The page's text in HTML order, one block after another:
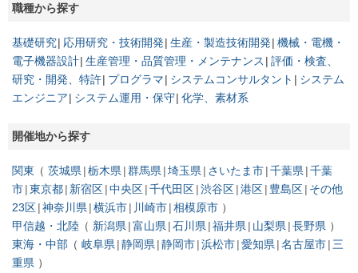
職種から探す
基礎研究 応用研究・技術開発 生産・製造技術開発 機械・電機・
電子機器設計 生産管理・品質管理・メンテナンス
評価・検査、
研究・開発、特許 プログラマ システムコンサルタント
システム
エンジニア
システム運用・保守 化学、素材系
開催地から探す
関東 茨城県 栃木県 群馬県 埼玉県 さいたま市 千葉県 千葉
市 東京都 新宿区 中央区 千代田区 渋谷区 港区 豊島区 その他
23区 神奈川県 横浜市 川崎市 相模原市
甲信越・北陸
新潟県 富山県 石川県 福井県 山梨県 長野県
東海・中部
岐阜県 静岡県 静岡市 浜松市 愛知県 名古屋市 三
重県